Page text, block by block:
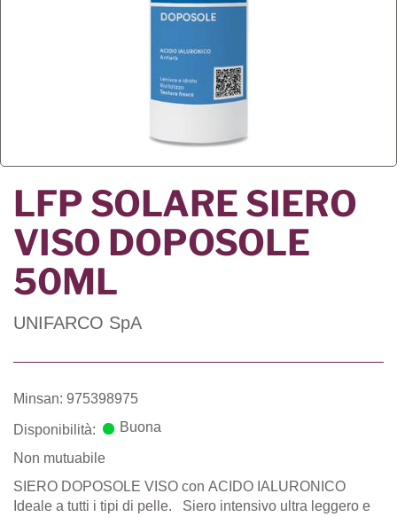
LFP SOLARE SIERO
VISO DOPOSOLE
50ML
UNIFARCO SpA
Minsan: 975398975
Disponibilità: Buona
Non mutuabile
SIERO DOPOSOLE VISO con ACIDO IALURONICO ​
Ideale a tutti i tipi di pelle. S​iero intensivo ultra leggero e